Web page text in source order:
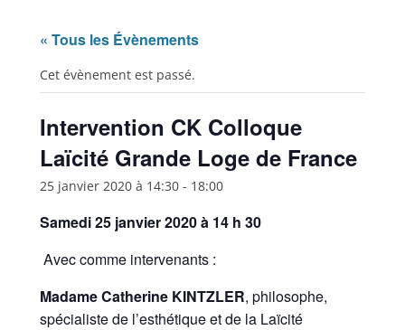
« Tous les Évènements
Cet évènement est passé.
Intervention CK Colloque
Laïcité Grande Loge de France
25 janvier 2020 à 14:30 - 18:00
Samedi 25 janvier 2020 à 14 h 30
Avec comme intervenants :
Madame Catherine KINTZLER, philosophe,
spécialiste de l’esthétique et de la Laïcité